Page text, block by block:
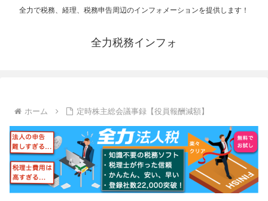
全力で税務、経理、税務申告周辺のインフォメーションを提供します！
全力税務インフォ
ホーム 定時株主総会議事録【役員報酬減額】